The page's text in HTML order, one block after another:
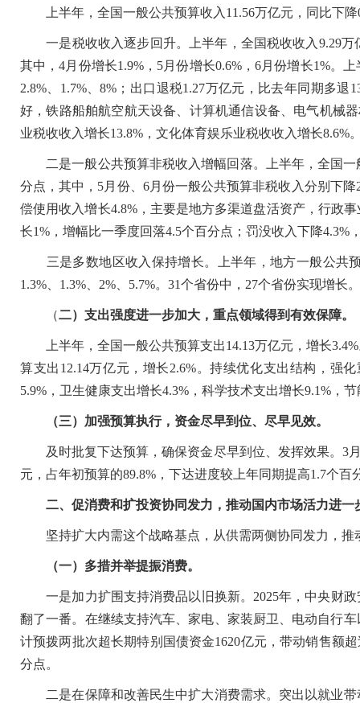
上半年，全国一般公共预算收入11.56万亿元，同比下降
一是税收收入逐步回升。上半年，全国税收收入9.29万
其中，4月份增长1.9%，5月份增长0.6%，6月份增长1%。
2.8%、1.7%、8%；出口退税1.27万亿元，比去年同期多
好，铁路船舶航空航天设备、计算机通信设备、电气机械
业税收收入增长13.8%，文化体育娱乐业税收收入增长8.6%
二是一般公共预算非税收入增幅回落。上半年，全国一
分点，其中，5月份、6月份一般公共预算非税收入分别下
偿使用收入增长4.8%，主要是地方多渠道盘活资产，行政
长1%，增幅比一季度回落4.5个百分点；罚没收入下降4.3%
三是多数地区收入保持增长。上半年，地方一般公共预
1.3%、1.3%、2%、5.7%。31个省份中，27个省份实现增长
（二）支出强度进一步加大，重点领域得到有效保障。
上半年，全国一般公共预算支出14.13万亿元，增长3.4%
算支出12.14万亿元，增长2.6%。持续优化支出结构，强
5.9%，卫生健康支出增长4.3%，科学技术支出增长9.1%，
（三）加强预算执行，资金尽早到位、尽早见效。
及时批复下达预算，确保资金尽早到位、发挥效果。3
元，占年初预算的89.8%，下达进度较上年同期提高1.7个百
二、促消费和扩投资协同发力，推动国内市场活力进一
坚持扩大内需这个战略基点，从供需两侧协同发力，推
（一）多措并举提振消费。
一是加力扩围支持消费品以旧换新。2025年，中央财政
翻了一番。在继续支持汽车、家电、家装厨卫、电动自行
计预拨两批次超长期特别国债资金1620亿元，带动销售额
分点。
二是在保障和改善民生中扩大消费需求。突出以就业带